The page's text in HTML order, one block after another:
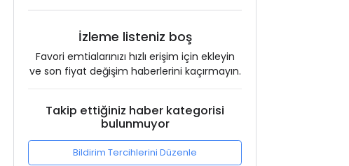
İzleme listeniz boş
Favori emtialarınızı hızlı erişim için ekleyin
ve son fiyat değişim haberlerini kaçırmayın.
Takip ettiğiniz haber kategorisi
bulunmuyor
Bildirim Tercihlerini Düzenle